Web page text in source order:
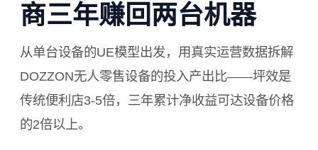
商三年赚回两台机器
从单台设备的UE模型出发，用真实运营数据拆解
DOZZON无人零售设备的投入产出比——坪效是
传统便利店3-5倍，三年累计净收益可达设备价格
的2倍以上。